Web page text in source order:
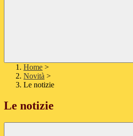
Home >
Novità >
Le notizie
Le notizie